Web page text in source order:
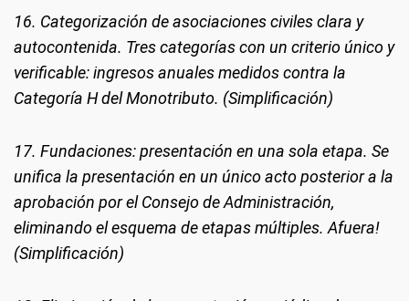
16. Categorización de asociaciones civiles clara y
autocontenida. Tres categorías con un criterio único y
verificable: ingresos anuales medidos contra la
Categoría H del Monotributo. (Simplificación)
17. Fundaciones: presentación en una sola etapa. Se
unifica la presentación en un único acto posterior a la
aprobación por el Consejo de Administración,
eliminando el esquema de etapas múltiples. Afuera!
(Simplificación)